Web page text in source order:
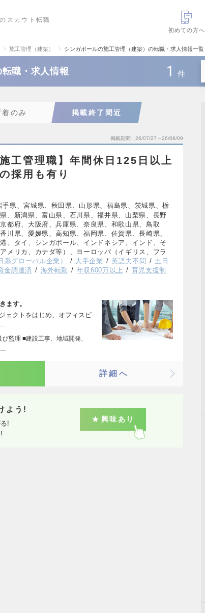
スカウト転職
初めての方へ
施工管理（建築） シンガポールの施工管理（建築）の転職・求人情報一覧
職・求人情報 1 件
着のみ 掲載終了間近
掲載期間 26/07/27～26/08/09
工管理職】年間休日125日以上
採用も有り
県、宮城県、秋田県、山形県、福島県、茨城県、栃
、新潟県、富山県、石川県、福井県、山梨県、長野
都府、大阪府、兵庫県、奈良県、和歌山県、鳥取
川県、愛媛県、高知県、福岡県、佐賀県、長崎県、
、タイ、シンガポール、インドネシア、インド、そ
メリカ、カナダ等）、ヨーロッパ（イギリス、フラ
系グローバル企業） 大手企業 英語力不問
土日
金調達済 海外転勤 年収600万以上
育児支援制
ます。
ェクトをはじめ、オフィスビ
…
監理 ■建設工事、地域開発、
…
詳細へ
よう!
!
興味あり